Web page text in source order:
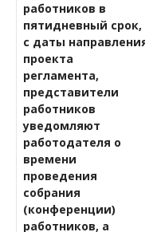
работников в
пятидневный срок,
с даты направления
проекта
регламента,
представители
работников
уведомляют
работодателя о
времени
проведения
собрания
(конференции)
работников, а